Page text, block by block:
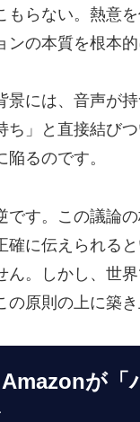
もらない。熱意
の本質を根本的
景には、音声が
ち」と直接結び
るのです。
です。この議論
確に伝えられる
ん。しかし、世
原則の上に築き
が「